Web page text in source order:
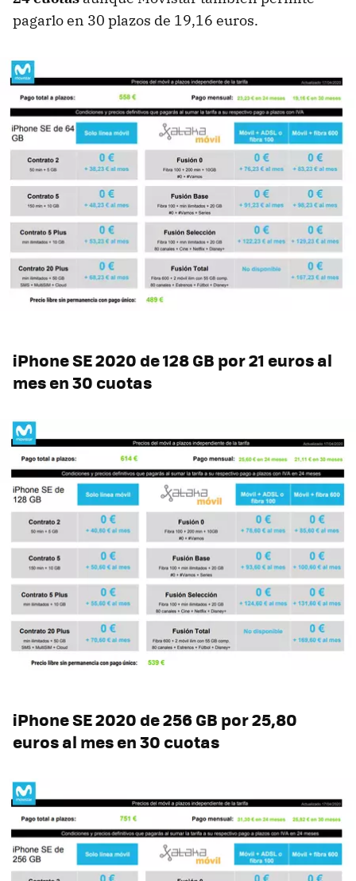
pagarlo en 30 plazos de 19,16 euros.
iPhone SE 2020 de 128 GB por 21 euros al
mes en 30 cuotas
iPhone SE 2020 de 256 GB por 25,80
euros al mes en 30 cuotas